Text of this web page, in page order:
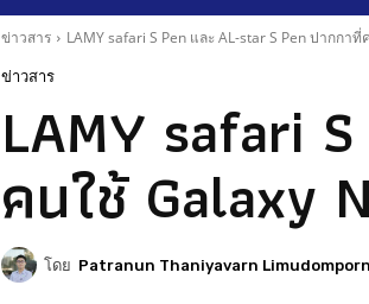
ข่าวสาร LAMY safari S Pen และ AL-star S Pen ปากกา
ข่าวสาร
LAMY safari
คนใช้ Galaxy
โดย Patranun Thaniyavarn